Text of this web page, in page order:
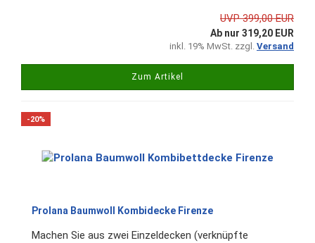
UVP 399,00 EUR
Ab nur 319,20 EUR
inkl. 19% MwSt. zzgl. Versand
Zum Artikel
-20%
Prolana Baumwoll Kombidecke Firenze
Machen Sie aus zwei Einzeldecken (verknüpfte